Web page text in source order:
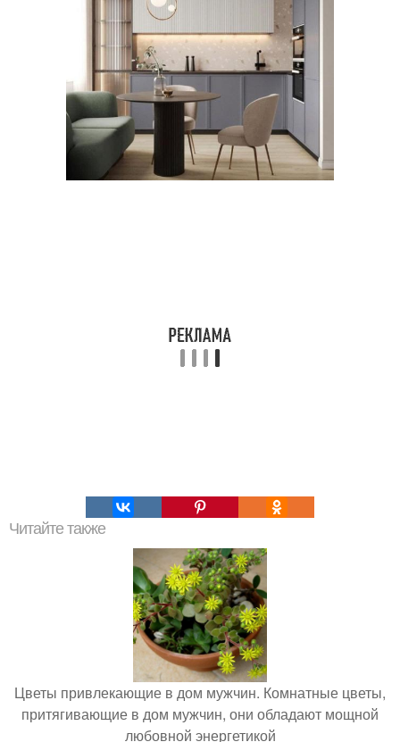
Читайте также
Цветы привлекающие в дом мужчин. Комнатные цветы,
притягивающие в дом мужчин, они обладают мощной
любовной энергетикой